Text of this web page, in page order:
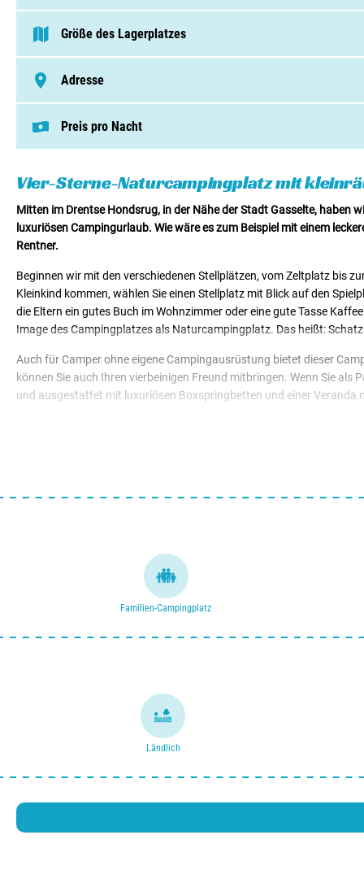
Vier-Sterne-Naturcampingplatz mit
Mitten im Drentse Hondsrug, in der Nähe der Stadt Gasselte,
luxuriösen Campingurlaub. Wie wäre es zum Beispiel mit einem
Rentner.
Beginnen wir mit den verschiedenen Stellplätzen, vom Zeltplatz bis
Kleinkind kommen, wählen Sie einen Stellplatz mit Blick auf den
die Eltern ein gutes Buch im Wohnzimmer oder eine gute Tasse
Image des Campingplatzes als Naturcampingplatz. Das heißt:
Auch für Camper ohne eigene Campingausrüstung bietet dieser
können Sie auch Ihren vierbeinigen Freund mitbringen. Wenn Sie
und ausgestattet mit luxuriösen Boxspringbetten und einer Veranda
Familien-Campingplatz
Ländlich
van 1 April t/m 1 Oktober
Größe des Lagerplatzes
75 - 250 Pitches
Adresse
Borgerweg 23, 9462 RA, Gasselte
Preis pro Nacht
Pitches von € 25,00